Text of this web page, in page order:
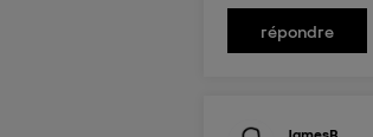
répondre